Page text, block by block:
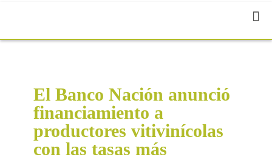
El Banco Nación anunció
financiamiento a
productores vitivinícolas
con las tasas más